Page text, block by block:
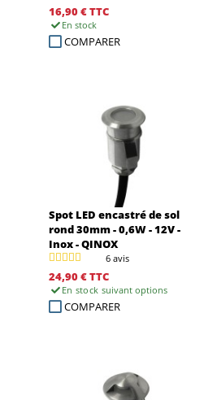
16,90 €TTC
En stock
COMPARER
Spot LED encastré de sol
rond 30mm - 0,6W - 12V -
Inox - QINOX
6 avis
24,90 €TTC
En stock suivant options
COMPARER